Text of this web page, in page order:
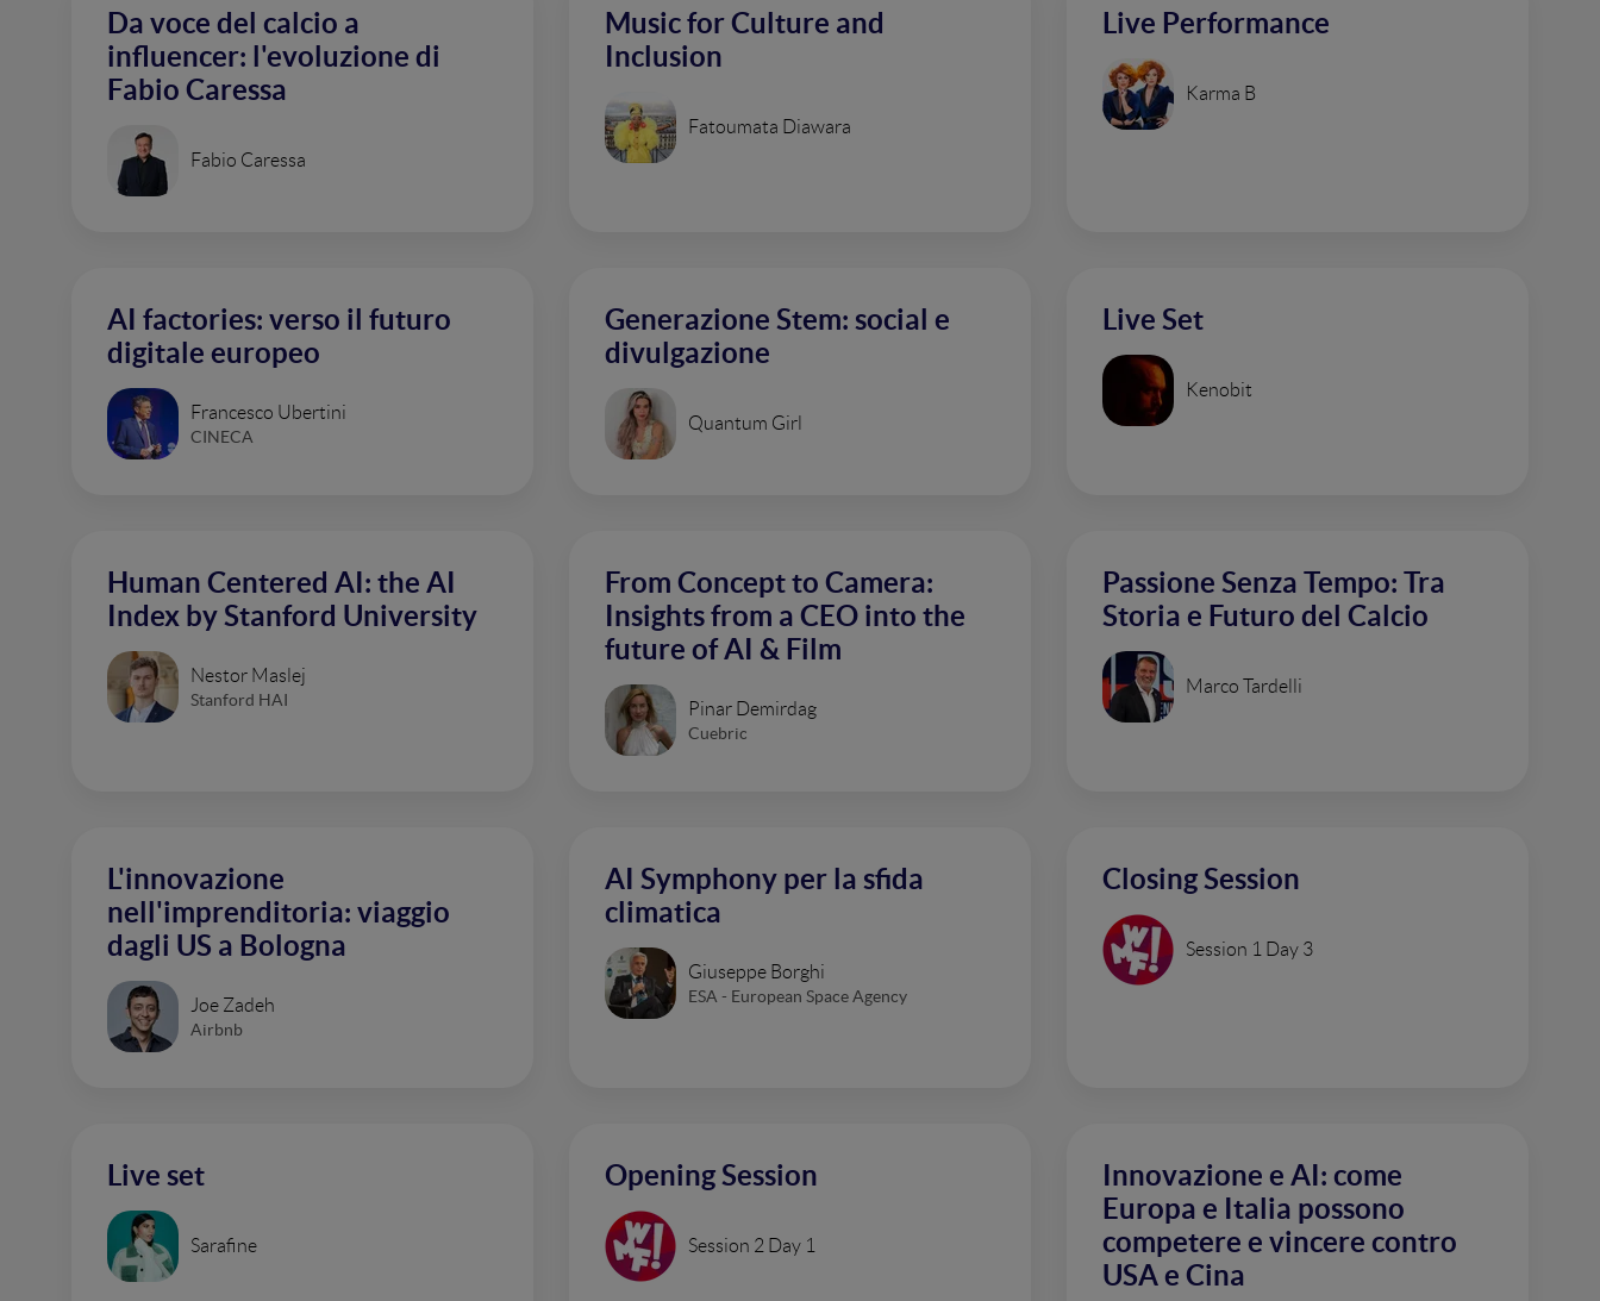
Da voce del calcio a
influencer: l'evoluzione di
Fabio Caressa
Fabio Caressa
Music for Culture and
Inclusion
Fatoumata Diawara
Live Performance
Karma B
AI factories: verso il futuro
digitale europeo
Francesco Ubertini
CINECA
Generazione Stem: social e
divulgazione
Quantum Girl
Live Set
Kenobit
Human Centered AI: the AI
Index by Stanford University
Nestor Maslej
Stanford HAI
From Concept to Camera:
Insights from a CEO into the
future of AI & Film
Pinar Demirdag
Cuebric
Passione Senza Tempo: Tra
Storia e Futuro del Calcio
Marco Tardelli
L'innovazione
nell'imprenditoria: viaggio
dagli US a Bologna
Joe Zadeh
Airbnb
AI Symphony per la sfida
climatica
Giuseppe Borghi
ESA - European Space Agency
Closing Session
Session 1 Day 3
Live set
Sarafine
Opening Session
Session 2 Day 1
Innovazione e AI: come
Europa e Italia possono
competere e vincere contro
USA e Cina